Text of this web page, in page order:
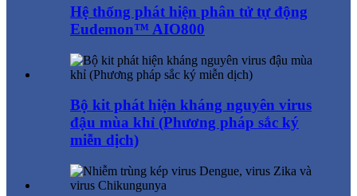
Hệ thống phát hiện phân tử tự động
Eudemon™ AIO800
Bộ kit phát hiện kháng nguyên virus
đậu mùa khỉ (Phương pháp sắc ký
miễn dịch)